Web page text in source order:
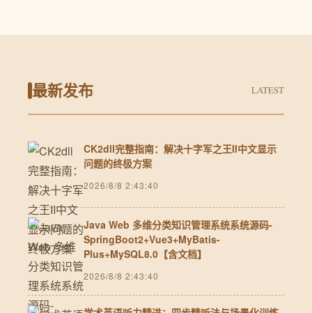
最新发布 LATEST
CK2dll完整指南：解决十字军之王II中文显示
问题的终极方案
2026/8/8 2:43:40
Java Web 多维分类知识管理系统系统源码-
SpringBoot2+Vue3+MyBatis-
Plus+MySQL8.0【含文档】
2026/8/8 2:43:40